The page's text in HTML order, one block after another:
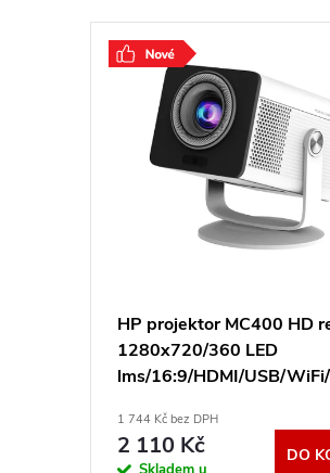
HP projektor MC400 HD
1280x720/360 LED
lms/16:9/HDMI/USB/
100
1 744 Kč bez DPH
2 110 Kč DO